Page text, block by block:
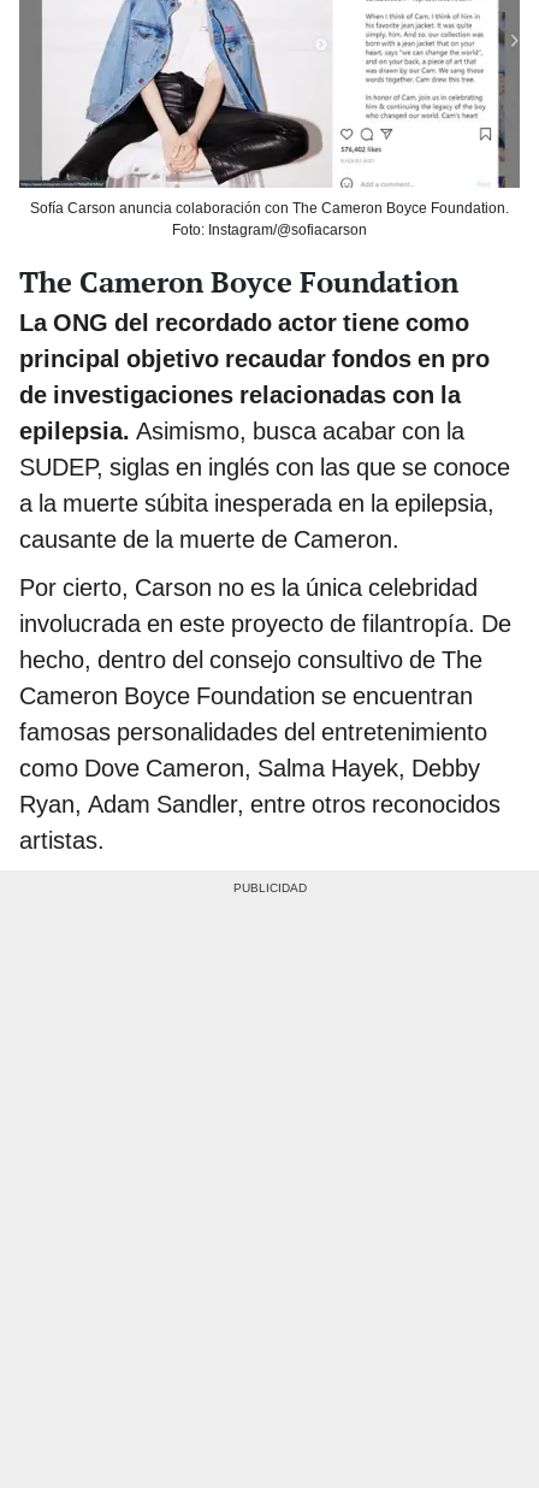
Sofía Carson anuncia colaboración con The Cameron Boyce Foundation.
Foto: Instagram/@sofiacarson
The Cameron Boyce Foundation
La ONG del recordado actor tiene como
principal objetivo recaudar fondos en pro
de investigaciones relacionadas con la
epilepsia. Asimismo, busca acabar con la
SUDEP, siglas en inglés con las que se conoce
a la muerte súbita inesperada en la epilepsia,
causante de la muerte de Cameron.
Por cierto, Carson no es la única celebridad
involucrada en este proyecto de filantropía. De
hecho, dentro del consejo consultivo de The
Cameron Boyce Foundation se encuentran
famosas personalidades del entretenimiento
como Dove Cameron, Salma Hayek, Debby
Ryan, Adam Sandler, entre otros reconocidos
artistas.